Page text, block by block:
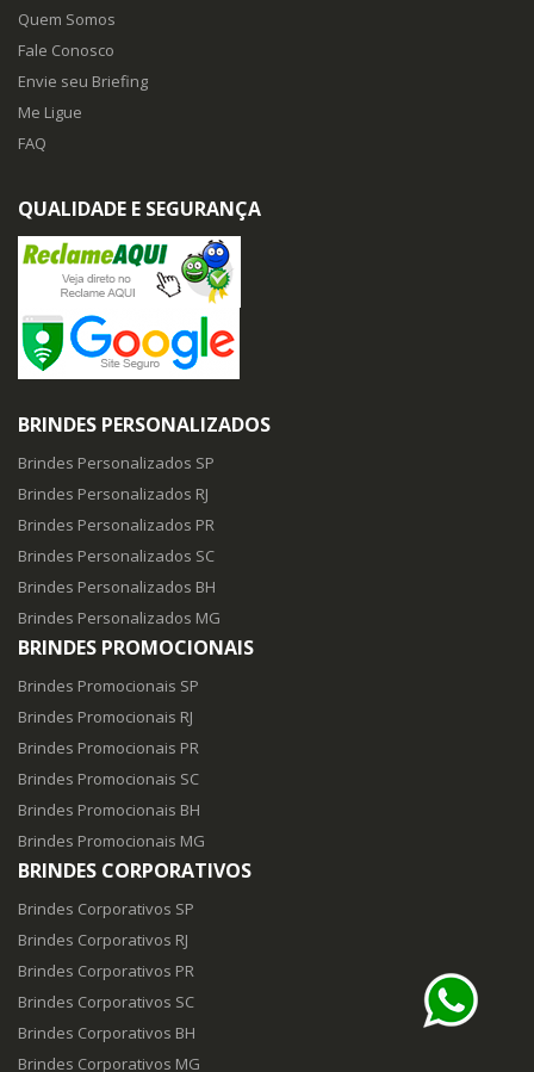
Quem Somos
Fale Conosco
Envie seu Briefing
Me Ligue
FAQ
QUALIDADE E SEGURANÇA
BRINDES PERSONALIZADOS
Brindes Personalizados SP
Brindes Personalizados RJ
Brindes Personalizados PR
Brindes Personalizados SC
Brindes Personalizados BH
Brindes Personalizados MG
BRINDES PROMOCIONAIS
Brindes Promocionais SP
Brindes Promocionais RJ
Brindes Promocionais PR
Brindes Promocionais SC
Brindes Promocionais BH
Brindes Promocionais MG
BRINDES CORPORATIVOS
Brindes Corporativos SP
Brindes Corporativos RJ
Brindes Corporativos PR
Brindes Corporativos SC
Brindes Corporativos BH
Brindes Corporativos MG